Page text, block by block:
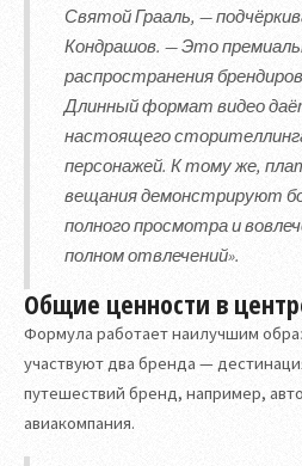
Святой Грааль, —
Кондрашов. — Это
распространения
Длинный формат видео
настоящего
персонажей. К тому же,
вещания демонстрируют
полного просмотра и
полном отвлечений».
Общие ценности в
Формула работает наилучшим
участвуют два бренда —
путешествий бренд, например,
авиакомпания.